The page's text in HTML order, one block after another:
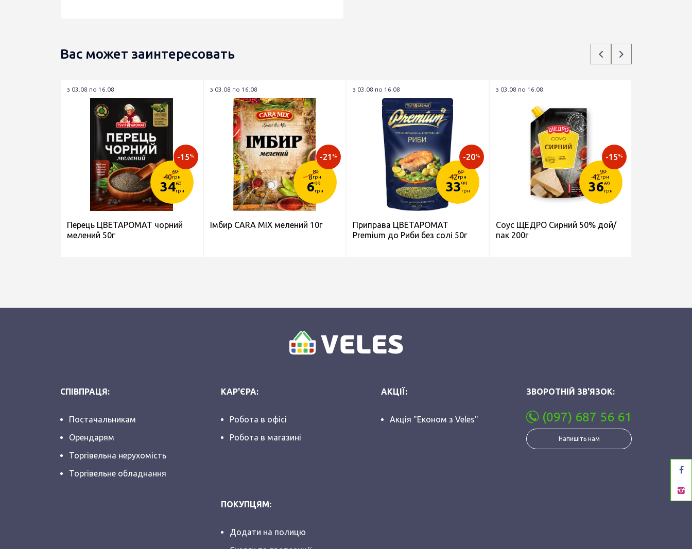
Вас может заинтересовать
з 03.08 по 16.08
40
69
грн
3460
грн
-15%
Перець ЦВЕТАРОМАТ чорний
мелений 50г
з 03.08 по 16.08
8
89
грн
699
грн
-21%
Імбир CARA MIX мелений 10г
з 03.08 по 16.08
42
69
грн
3399
грн
-20%
Приправа ЦВЕТАРОМАТ
Premium до Риби без солі 50г
з 03.08 по 16.08
42
99
грн
3669
грн
-15%
Cоус ЩЕДРО Сирний 50% дой/
пак 200г
СПІВПРАЦЯ:
Постачальникам
Орендарям
Торгівельна нерухомість
Торгівельне обладнання
КАР'ЄРА:
Робота в офісі
Робота в магазині
АКЦІЇ:
Акція "Економ з Veles"
ПОКУПЦЯМ:
Додати на полицю
ЗВОРОТНІЙ ЗВ'ЯЗОК:
(097) 687 56 61
Напишіть нам